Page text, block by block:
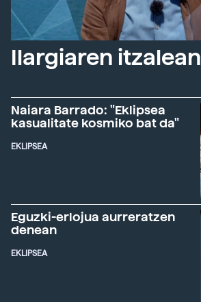
Ilargiaren itzalean
Naiara Barrado: "Eklipsea
kasualitate kosmiko bat da"
EKLIPSEA
Eguzki-erlojua aurreratzen
denean
EKLIPSEA